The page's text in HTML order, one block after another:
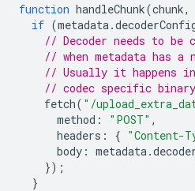
function handleChunk(chunk,
if (metadata .
// Decoder needs to be
// when metadata has a
// Usually it happens in
// codec specific
fetch( "/
method : "POST" ,
headers : { "Content-
body : metadata .
});
}